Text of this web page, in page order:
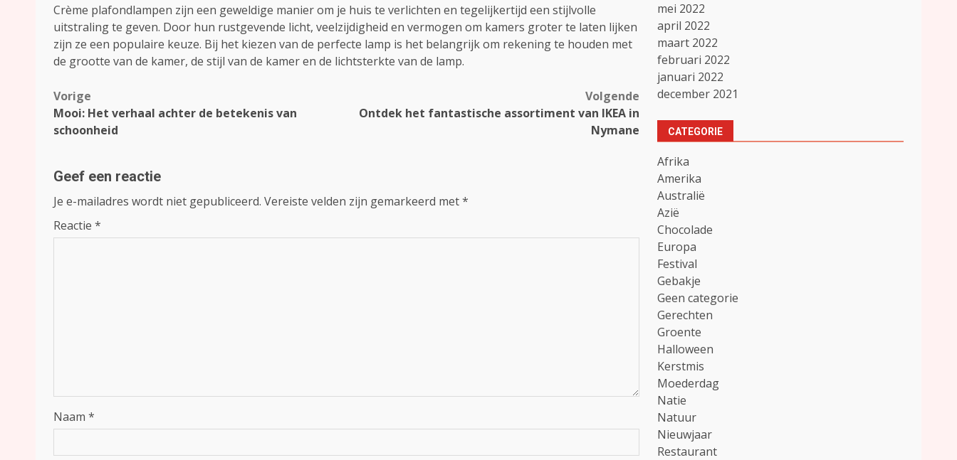
Crème plafondlampen zijn een geweldige manier om je huis te verlichten en tegelijkertijd een stijlvolle
uitstraling te geven. Door hun rustgevende licht, veelzijdigheid en vermogen om kamers groter te laten lijken
zijn ze een populaire keuze. Bij het kiezen van de perfecte lamp is het belangrijk om rekening te houden met
de grootte van de kamer, de stijl van de kamer en de lichtsterkte van de lamp.
Bericht
navigatie
Vorige
Mooi: Het verhaal achter de betekenis van
schoonheid
Volgende
Ontdek het fantastische assortiment van IKEA in
Nymane
Geef een reactie
Je e-mailadres wordt niet gepubliceerd. Vereiste velden zijn gemarkeerd met*
Reactie *
Naam *
mei 2022
april 2022
maart 2022
februari 2022
januari 2022
december 2021
CATEGORIE
Afrika
Amerika
Australië
Azië
Chocolade
Europa
Festival
Gebakje
Geen categorie
Gerechten
Groente
Halloween
Kerstmis
Moederdag
Natie
Natuur
Nieuwjaar
Restaurant